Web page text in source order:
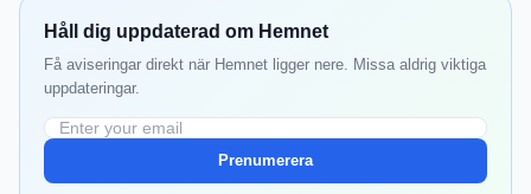
Håll dig uppdaterad om Hemnet
Få aviseringar direkt när Hemnet ligger nere. Missa aldrig viktiga
uppdateringar.
Prenumerera